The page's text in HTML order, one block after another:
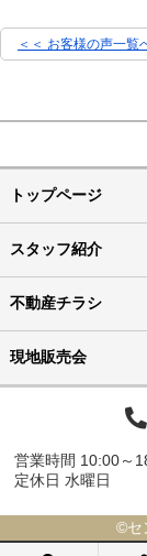
＜＜ お客様の声一覧
トップページ
スタッフ紹介
不動産チラシ
現地販売会
営業時間 10:00～
定休日 水曜日
©セ